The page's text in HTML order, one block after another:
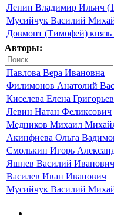
Ленин Владимир Ильич
Мусийчук Василий
Довмонт (Тимофей) князь
Авторы:
Павлова Вера Ивановна
Филимонов Анатолий
Киселева Елена
Левин Натан Феликсович
Медников Михаил
Акинфиева Ольга
Смолькин Игорь
Яшнев Василий Иванович
Василев Иван Иванович
Мусийчук Василий